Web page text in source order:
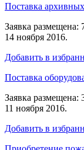
Поставка
Заявка размещена:
14 ноября 2016.
Добавить в
Поставка
Заявка размещена:
11 ноября 2016.
Добавить в